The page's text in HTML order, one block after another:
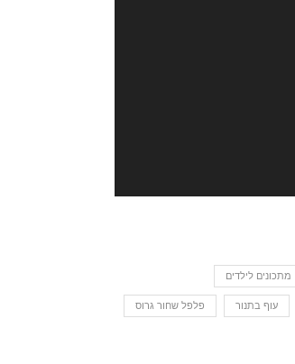
מתכונים לילדים
עוף בתנור פלפל שחור גרוס